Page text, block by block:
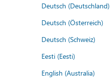
Deutsch (Deutschland)
Deutsch (Österreich)
Deutsch (Schweiz)
Eesti (Eesti)
English (Australia)